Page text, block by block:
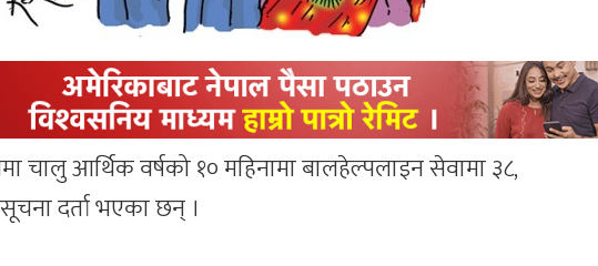
चालु आर्थिक वर्षको १० महिनामा बालहेल्पलाइन सेवामा ३८,
दर्ता भएका छन् ।